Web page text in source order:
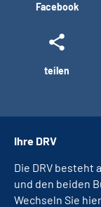
Facebook
teilen
Ihre DRV
Die DRV besteht
und den beiden
Wechseln Sie